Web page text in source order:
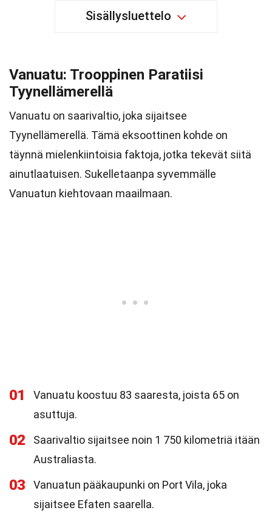
Sisällysluettelo
Vanuatu: Trooppinen Paratiisi
Tyynellämerellä
Vanuatu on saarivaltio, joka sijaitsee
Tyynellämerellä. Tämä eksoottinen kohde on
täynnä mielenkiintoisia faktoja, jotka tekevät siitä
ainutlaatuisen. Sukelletaanpa syvemmälle
Vanuatun kiehtovaan maailmaan.
01
Vanuatu koostuu 83 saaresta, joista 65 on
asuttuja.
02
Saarivaltio sijaitsee noin 1 750 kilometriä itään
Australiasta.
03
Vanuatun pääkaupunki on Port Vila, joka
sijaitsee Efaten saarella.